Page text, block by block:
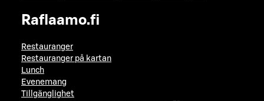
Raflaamo.fi
Restauranger
Restauranger på kartan
Lunch
Evenemang
Tillgänglighet